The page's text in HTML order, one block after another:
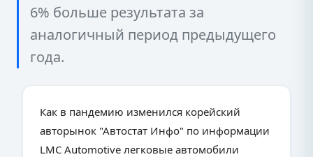
6% больше результата за
аналогичный период предыдущего
года.
Как в пандемию изменился корейский
авторынок "Автостат Инфо" по информации
LMC Automotive легковые автомобили